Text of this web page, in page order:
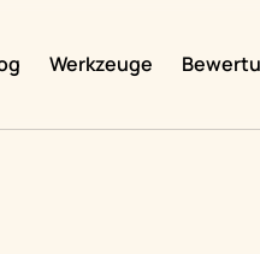
Werkzeuge